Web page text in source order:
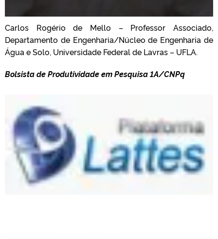
Carlos Rogério de Mello – Professor Associado,
Departamento de Engenharia/Núcleo de Engenharia de
Água e Solo, Universidade Federal de Lavras – UFLA.
Bolsista de Produtividade em Pesquisa 1A/CNPq